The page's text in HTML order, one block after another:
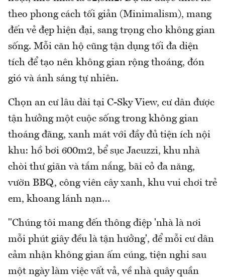
theo phong cách tối giản (Minimalism), mang
đến vẻ đẹp hiện đại, sang trọng cho không gian
sống. Mỗi căn hộ cũng tận dụng tối đa diện
tích để tạo nên không gian rộng thoáng, đón
gió và ánh sáng tự nhiên.
Chọn an cư lâu dài tại C-Sky View, cư dân được
tận hưởng một cuộc sống trong không gian
thoáng đãng, xanh mát với đầy đủ tiện ích nội
khu: hồ bơi 600m2, bể sục Jacuzzi, khu nhà
chòi thư giãn và tắm nắng, bãi cỏ đa năng,
vườn BBQ, công viên cây xanh, khu vui chơi trẻ
em, khoang lánh nạn…
"Chúng tôi mang đến thông điệp 'nhà là nơi
mỗi phút giây đều là tận hưởng', để mỗi cư dân
cảm nhận không gian ấm cúng, tiện nghi sau
một ngày làm việc vất vả, về nhà quây quần